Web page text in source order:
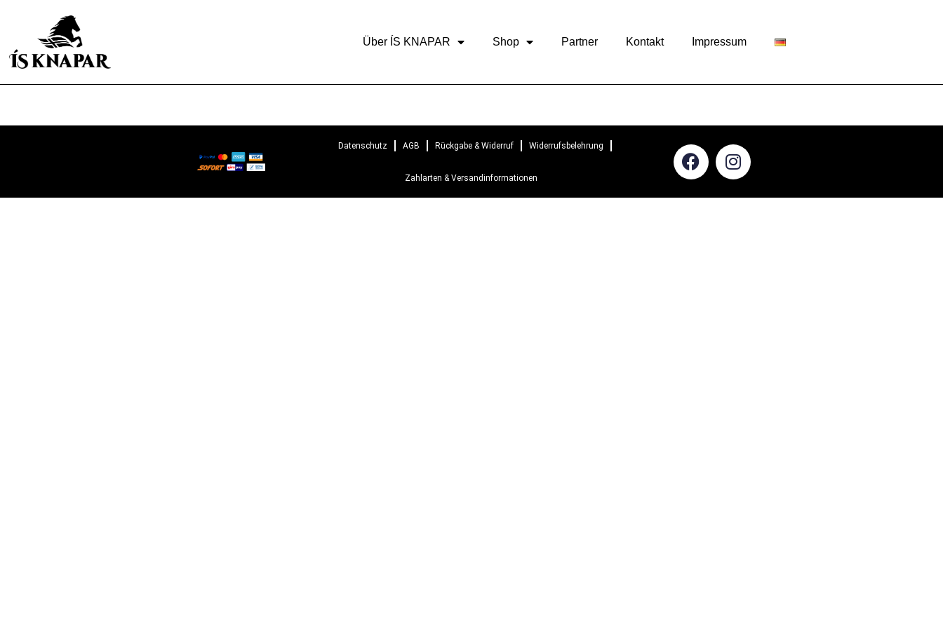
Über ÍS KNAPAR Shop Partner Kontakt Impressum
Datenschutz AGB Rückgabe & Widerruf Widerrufsbelehrung
Zahlarten & Versandinformationen